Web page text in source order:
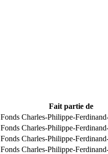
Fait partie de
Fonds Charles-Philippe-
Fonds Charles-Philippe-
Fonds Charles-Philippe-
Fonds Charles-Philippe-